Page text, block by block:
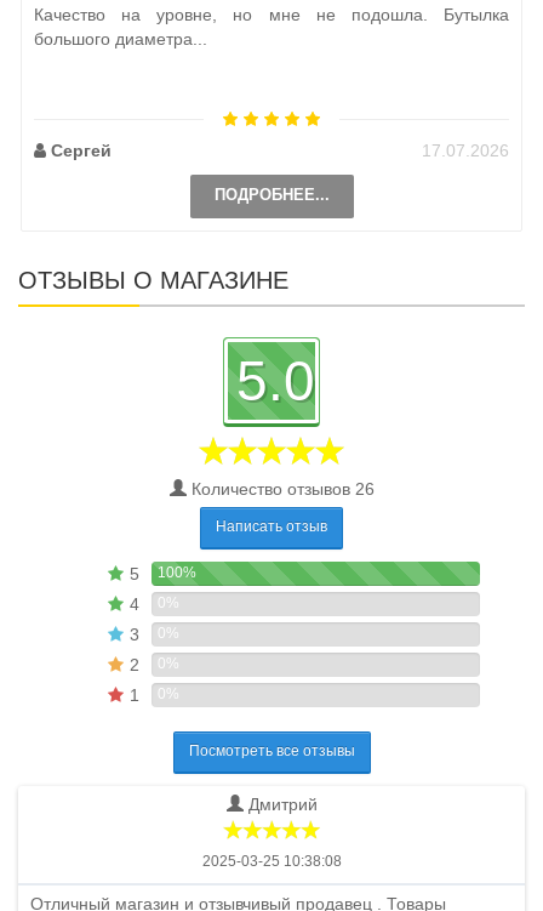
Качество на уровне, но мне не подошла. Бутылка
большого диаметра...
Сергей 17.07.2026
ПОДРОБНЕЕ...
ОТЗЫВЫ О МАГАЗИНЕ
5.0
Количество отзывов 26
Написать отзыв
5 100%
4 0%
3 0%
2 0%
1 0%
Посмотреть все отзывы
Дмитрий
2025-03-25 10:38:08
Отличный магазин и отзывчивый продавец . Товары